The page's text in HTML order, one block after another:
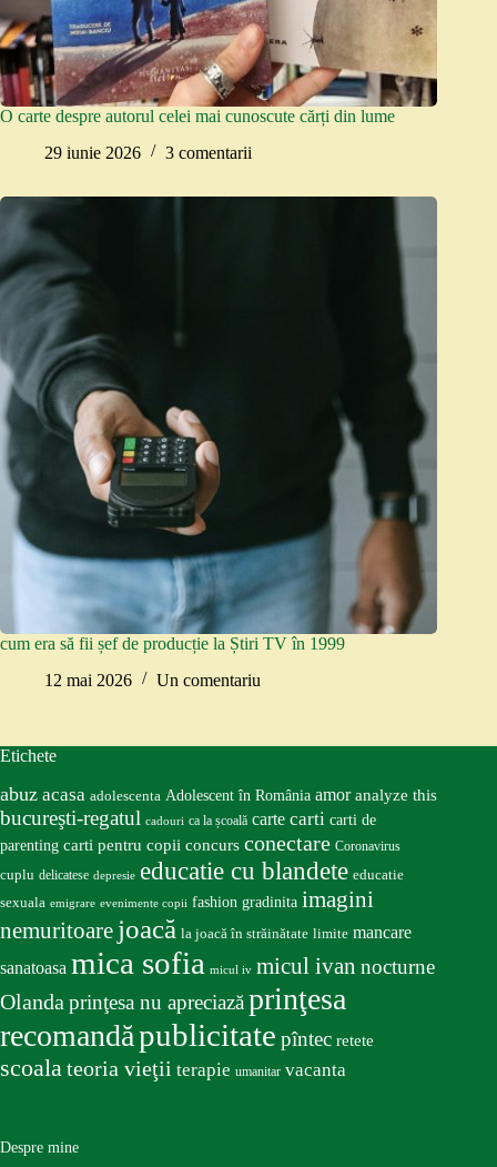
O carte despre autorul celei mai cunoscute cărți din lume
29 iunie 2026
3 comentarii
cum era să fii șef de producție la Știri TV în 1999
12 mai 2026
Un comentariu
Etichete
abuz acasa adolescenta Adolescent în România amor analyze this
bucureşti-regatul cadouri ca la școală carte carti carti de
parenting carti pentru copii concurs conectare Coronavirus
cuplu delicatese depresie educatie cu blandete educatie
sexuala emigrare evenimente copii fashion gradinita imagini
nemuritoare joacă la joacă în străinătate limite mancare
sanatoasa mica sofia micul iv micul ivan nocturne
Olanda prinţesa nu apreciază prinţesa
recomandăpublicitate pîntec retete
scoala teoria vieţii terapie umanitar vacanta
Despre mine